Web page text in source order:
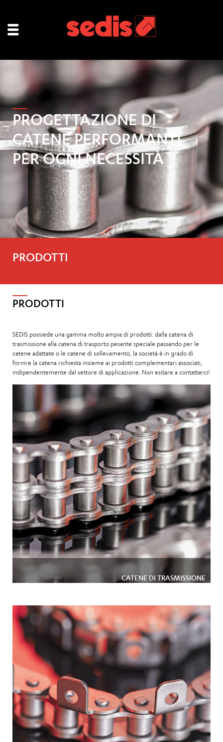
PROGETTAZIONE DI
CATENE PERFORMANTI
PER OGNI NECESSITÀ
PRODOTTI
PRODOTTI
SEDIS possiede una gamma molto ampia di prodotti: dalla catena di
trasmissione alla catena di trasporto pesante speciale passando per le
catene adattate o le catene di sollevamento, la società è in grado di
fornire la catena richiesta insieme ai prodotti complementari associati,
indipendentemente dal settore di applicazione. Non esitare a contattarci!
CATENE DI TRASMISSIONE